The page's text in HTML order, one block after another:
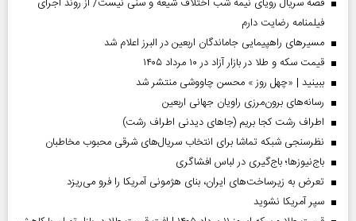
فیلمنامه رضایت دارم
مسیر‌های راهپیمایی جاماندگان اربعین در البرز اعلام شد
قیمت سکه و طلا در بازار آزاد در ۱۰ مرداد ۱۴۰۵
ببینید | «چهل روز » محسن چاووشی منتشر شد
رسانه‌های برون‌مرزی راویان جهانی اربعین
اطراف رشت کجا بریم (جاهای دیدنی اطراف رشت)
نظرسنجی شبکه تماشا برای انتخاب سریال‌های شرقی محبوب مخاطبان
باج‌نیوزها؛ باج‌گیری در لباس افشاگری
تعرض به زیرساخت‌های ایران، بنای هژمونی آمریکا را فرو می‌ریزد
سپر آمریکا نشوید